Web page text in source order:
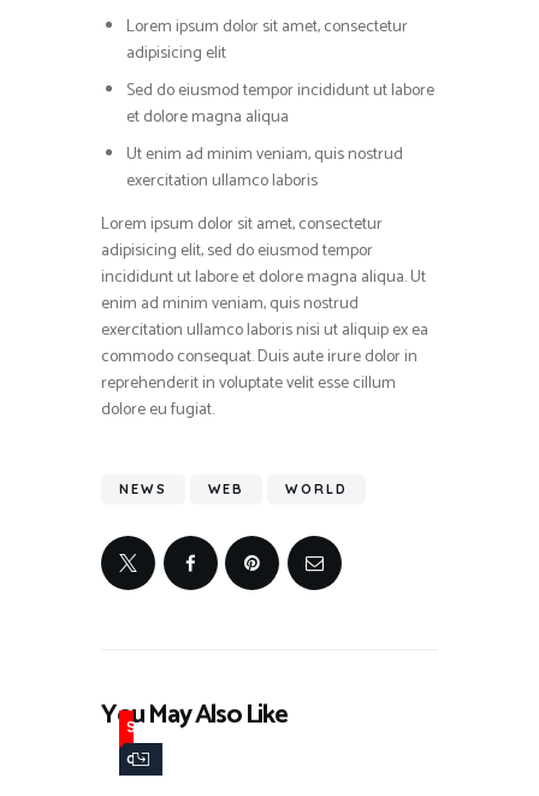
Lorem ipsum dolor sit amet, consectetur
adipisicing elit
Sed do eiusmod tempor incididunt ut labore
et dolore magna aliqua
Ut enim ad minim veniam, quis nostrud
exercitation ullamco laboris
Lorem ipsum dolor sit amet, consectetur
adipisicing elit, sed do eiusmod tempor
incididunt ut labore et dolore magna aliqua. Ut
enim ad minim veniam, quis nostrud
exercitation ullamco laboris nisi ut aliquip ex ea
commodo consequat. Duis aute irure dolor in
reprehenderit in voluptate velit esse cillum
dolore eu fugiat.
NEWS WEB WORLD
You May Also Like
S
c